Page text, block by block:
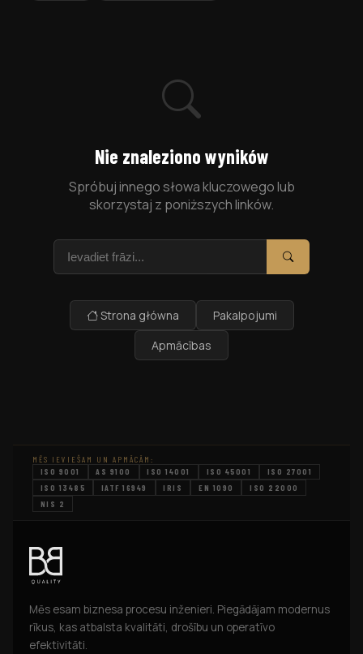
Nie znaleziono wyników
Spróbuj innego słowa kluczowego lub
skorzystaj z poniższych linków.
Szukaj
Szukaj
Strona główna
Pakalpojumi
Apmācības
MĒS IEVIEŠAM UN APMĀCĀM:
ISO 9001
AS 9100 ISO 14001 ISO 45001
ISO 27001
ISO 13485
IATF 16949 IRIS EN 1090
ISO 22000
NIS 2
Mēs esam biznesa procesu inženieri. Piegādājam modernus
rīkus, kas atbalsta kvalitāti, drošību un operatīvo
efektivitāti.